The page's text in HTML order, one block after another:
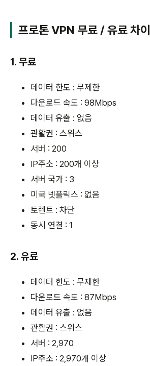
프로톤 VPN 무료 / 유료 차이
1. 무료
데이터 한도 : 무제한
다운로드 속도 : 98Mbps
데이터 유출 : 없음
관활권 : 스위스
서버 : 200
IP주소 : 200개 이상
서버 국가 : 3
미국 넷플릭스 : 없음
토렌트 : 차단
동시 연결 : 1
2. 유료
데이터 한도 : 무제한
다운로드 속도 : 87Mbps
데이터 유출 : 없음
관활권 : 스위스
서버 : 2,970
IP주소 : 2,970개 이상